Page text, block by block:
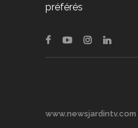
préférés
www.newsjardintv.com